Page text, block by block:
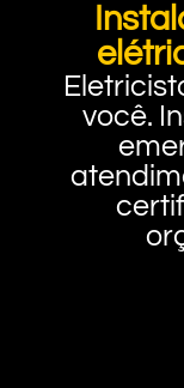
você.